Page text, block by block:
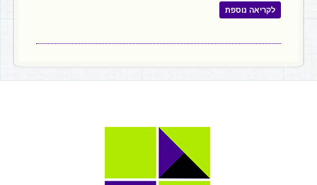
לקריאה נוספת